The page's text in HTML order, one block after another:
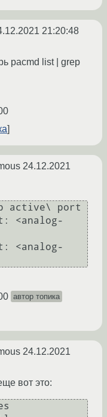
21:20:48
pacmd list | grep
24.12.2021
active\ port
автор топика
24.12.2021
вот это: